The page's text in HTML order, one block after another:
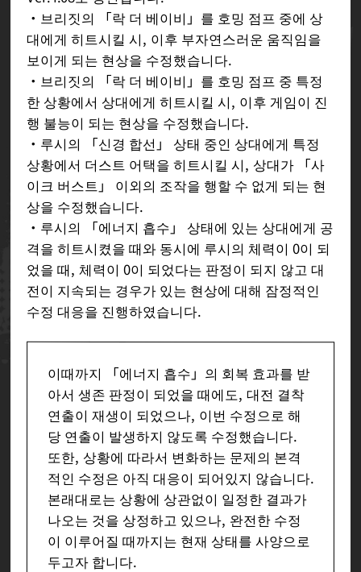
・브리짓의 「락 더 베이비」를 호밍 점프 중에 상
대에게 히트시킬 시, 이후 부자연스러운 움직임을
보이게 되는 현상을 수정했습니다.
・브리짓의 「락 더 베이비」를 호밍 점프 중 특정
한 상황에서 상대에게 히트시킬 시, 이후 게임이 진
행 불능이 되는 현상을 수정했습니다.
・루시의 「신경 합선」 상태 중인 상대에게 특정
상황에서 더스트 어택을 히트시킬 시, 상대가 「사
이크 버스트」 이외의 조작을 행할 수 없게 되는 현
상을 수정했습니다.
・루시의 「에너지 흡수」 상태에 있는 상대에게 공
격을 히트시켰을 때와 동시에 루시의 체력이 0이 되
었을 때, 체력이 0이 되었다는 판정이 되지 않고 대
전이 지속되는 경우가 있는 현상에 대해 잠정적인
수정 대응을 진행하였습니다.
이때까지 「에너지 흡수」의 회복 효과를 받
아서 생존 판정이 되었을 때에도, 대전 결착
연출이 재생이 되었으나, 이번 수정으로 해
당 연출이 발생하지 않도록 수정했습니다.
또한, 상황에 따라서 변화하는 문제의 본격
적인 수정은 아직 대응이 되어있지 않습니다.
본래대로는 상황에 상관없이 일정한 결과가
나오는 것을 상정하고 있으나, 완전한 수정
이 이루어질 때까지는 현재 상태를 사양으로
두고자 합니다.